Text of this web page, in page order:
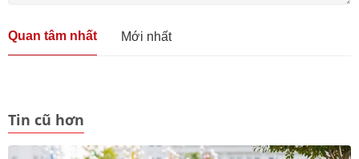
Quan tâm nhất Mới nhất
Tin cũ hơn